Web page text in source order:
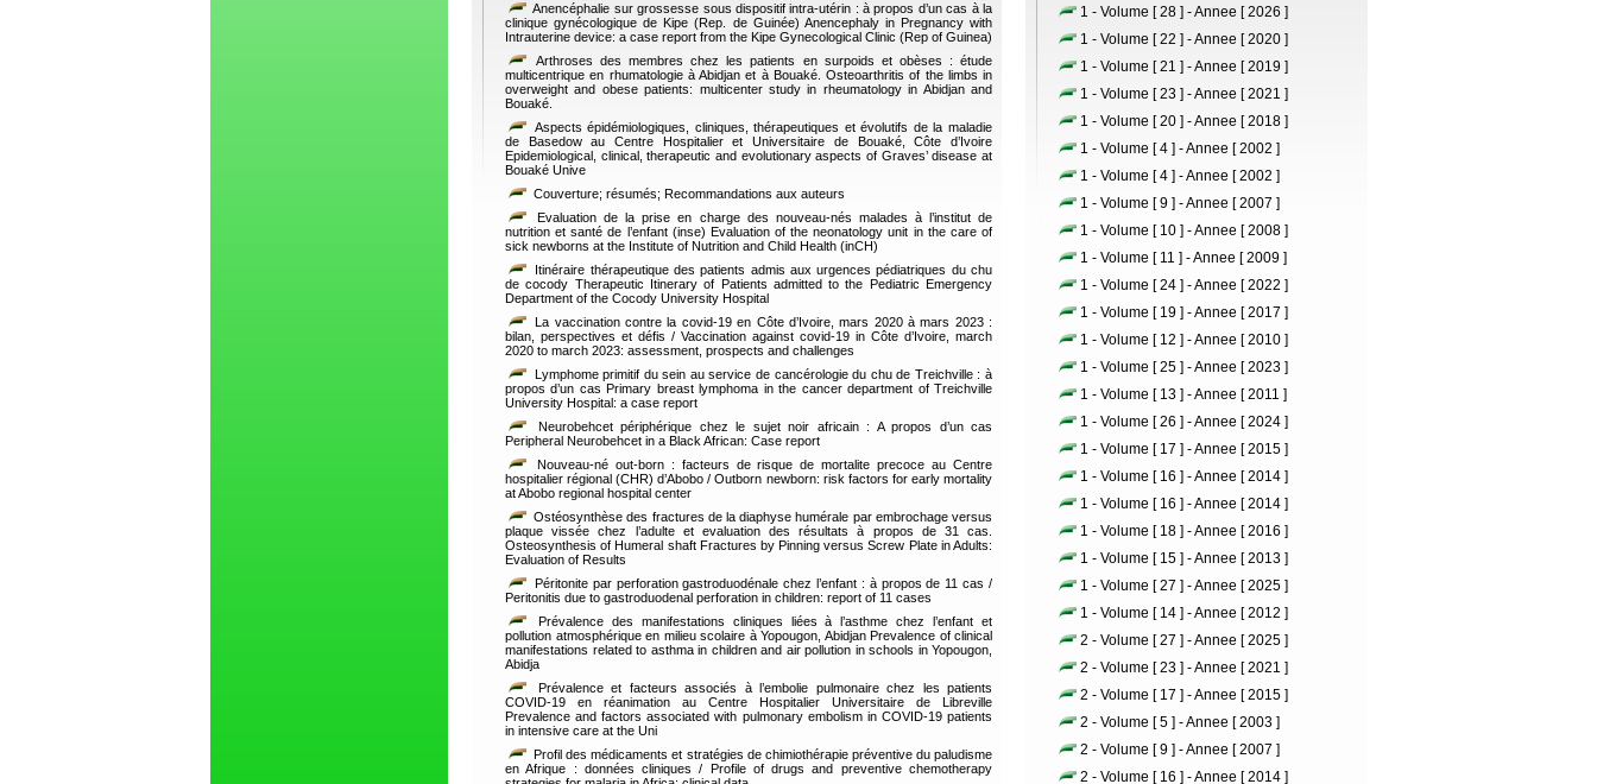
Anencéphalie sur grossesse sous dispositif intra-utérin : à propos d’un cas à la
clinique gynécologique de Kipe (Rep. de Guinée) Anencephaly in Pregnancy with
Intrauterine device: a case report from the Kipe Gynecological Clinic (Rep of Guinea)
Arthroses des membres chez les patients en surpoids et obèses : étude
multicentrique en rhumatologie à Abidjan et à Bouaké. Osteoarthritis of the limbs in
overweight and obese patients: multicenter study in rheumatology in Abidjan and
Bouaké.
Aspects épidémiologiques, cliniques, thérapeutiques et évolutifs de la maladie
de Basedow au Centre Hospitalier et Universitaire de Bouaké, Côte d’Ivoire
Epidemiological, clinical, therapeutic and evolutionary aspects of Graves’ disease at
Bouaké Unive
Couverture; résumés; Recommandations aux auteurs
Evaluation de la prise en charge des nouveau-nés malades à l’institut de
nutrition et santé de l’enfant (inse) Evaluation of the neonatology unit in the care of
sick newborns at the Institute of Nutrition and Child Health (inCH)
Itinéraire thérapeutique des patients admis aux urgences pédiatriques du chu
de cocody Therapeutic Itinerary of Patients admitted to the Pediatric Emergency
Department of the Cocody University Hospital
La vaccination contre la covid-19 en Côte d’Ivoire, mars 2020 à mars 2023 :
bilan, perspectives et défis / Vaccination against covid-19 in Côte d’Ivoire, march
2020 to march 2023: assessment, prospects and challenges
Lymphome primitif du sein au service de cancérologie du chu de Treichville : à
propos d’un cas Primary breast lymphoma in the cancer department of Treichville
University Hospital: a case report
Neurobehcet périphérique chez le sujet noir africain : A propos d’un cas
Peripheral Neurobehcet in a Black African: Case report
Nouveau-né out-born : facteurs de risque de mortalite precoce au Centre
hospitalier régional (CHR) d’Abobo / Outborn newborn: risk factors for early mortality
at Abobo regional hospital center
Ostéosynthèse des fractures de la diaphyse humérale par embrochage versus
plaque vissée chez l’adulte et evaluation des résultats à propos de 31 cas.
Osteosynthesis of Humeral shaft Fractures by Pinning versus Screw Plate in Adults:
Evaluation of Results
Péritonite par perforation gastroduodénale chez l’enfant : à propos de 11 cas /
Peritonitis due to gastroduodenal perforation in children: report of 11 cases
Prévalence des manifestations cliniques liées à l’asthme chez l’enfant et
pollution atmosphérique en milieu scolaire à Yopougon, Abidjan Prevalence of clinical
manifestations related to asthma in children and air pollution in schools in Yopougon,
Abidja
Prévalence et facteurs associés à l’embolie pulmonaire chez les patients
COVID-19 en réanimation au Centre Hospitalier Universitaire de Libreville
Prevalence and factors associated with pulmonary embolism in COVID-19 patients
in intensive care at the Uni
Profil des médicaments et stratégies de chimiothérapie préventive du paludisme
en Afrique : données cliniques / Profile of drugs and preventive chemotherapy
1 - Volume [ 28 ] - Annee [ 2026 ]
1 - Volume [ 22 ] - Annee [ 2020 ]
1 - Volume [ 21 ] - Annee [ 2019 ]
1 - Volume [ 23 ] - Annee [ 2021 ]
1 - Volume [ 20 ] - Annee [ 2018 ]
1 - Volume [ 4 ] - Annee [ 2002 ]
1 - Volume [ 4 ] - Annee [ 2002 ]
1 - Volume [ 9 ] - Annee [ 2007 ]
1 - Volume [ 10 ] - Annee [ 2008 ]
1 - Volume [ 11 ] - Annee [ 2009 ]
1 - Volume [ 24 ] - Annee [ 2022 ]
1 - Volume [ 19 ] - Annee [ 2017 ]
1 - Volume [ 12 ] - Annee [ 2010 ]
1 - Volume [ 25 ] - Annee [ 2023 ]
1 - Volume [ 13 ] - Annee [ 2011 ]
1 - Volume [ 26 ] - Annee [ 2024 ]
1 - Volume [ 17 ] - Annee [ 2015 ]
1 - Volume [ 16 ] - Annee [ 2014 ]
1 - Volume [ 16 ] - Annee [ 2014 ]
1 - Volume [ 18 ] - Annee [ 2016 ]
1 - Volume [ 15 ] - Annee [ 2013 ]
1 - Volume [ 27 ] - Annee [ 2025 ]
1 - Volume [ 14 ] - Annee [ 2012 ]
2 - Volume [ 27 ] - Annee [ 2025 ]
2 - Volume [ 23 ] - Annee [ 2021 ]
2 - Volume [ 17 ] - Annee [ 2015 ]
2 - Volume [ 5 ] - Annee [ 2003 ]
2 - Volume [ 9 ] - Annee [ 2007 ]
2 - Volume [ 16 ] - Annee [ 2014 ]